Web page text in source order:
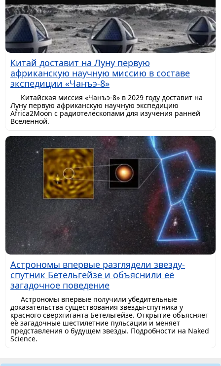
Китай доставит на Луну первую
африканскую научную миссию в составе
экспедиции «Чанъэ-8»
Китайская миссия «Чанъэ-8» в 2029 году доставит на
Луну первую африканскую научную экспедицию
Africa2Moon с радиотелескопами для изучения ранней
Вселенной.
Астрономы впервые разглядели звезду-
спутник Бетельгейзе и объяснили её
загадочное поведение
Астрономы впервые получили убедительные
доказательства существования звезды-спутника у
красного сверхгиганта Бетельгейзе. Открытие объясняет
её загадочные шестилетние пульсации и меняет
представления о будущем звезды. Подробности на Naked
Science.